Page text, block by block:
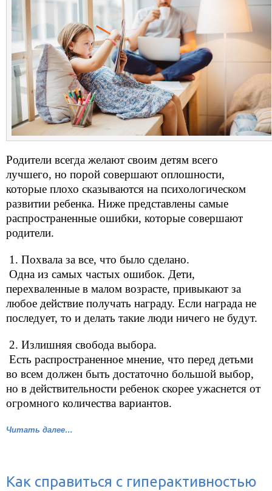
Родители всегда желают своим детям всего
лучшего, но порой совершают оплошности,
которые плохо сказываются на психологическом
развитии ребенка. Ниже представлены самые
распространенные ошибки, которые совершают
родители.
1. Похвала за все, что было сделано.
Одна из самых частых ошибок. Дети,
перехваленные в малом возрасте, привыкают за
любое действие получать награду. Если награда не
последует, то и делать такие люди ничего не будут.
2. Излишняя свобода выбора.
Есть распространенное мнение, что перед детьми
во всем должен быть достаточно большой выбор,
но в действительности ребенок скорее ужаснется от
огромного количества вариантов.
Читать далее…
Как справиться с гиперактивностью